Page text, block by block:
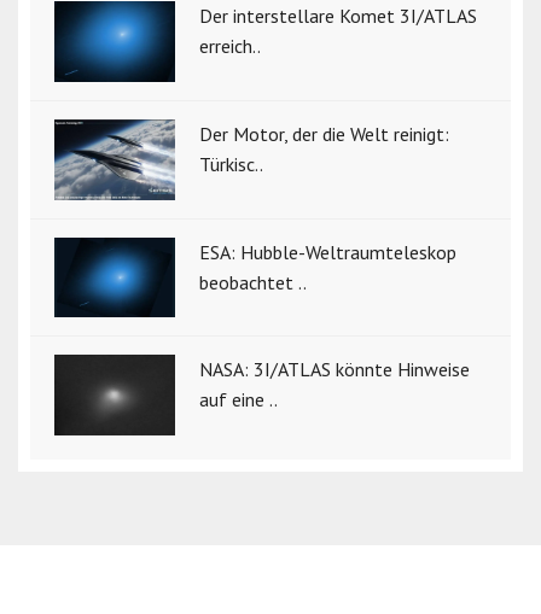
Der interstellare Komet 3I/ATLAS
erreich..
Der Motor, der die Welt reinigt:
Türkisc..
ESA: Hubble-Weltraumteleskop
beobachtet ..
NASA: 3I/ATLAS könnte Hinweise
auf eine ..